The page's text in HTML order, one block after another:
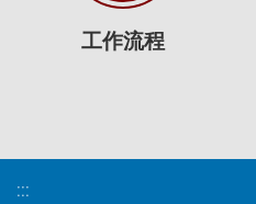
工作流程
:::